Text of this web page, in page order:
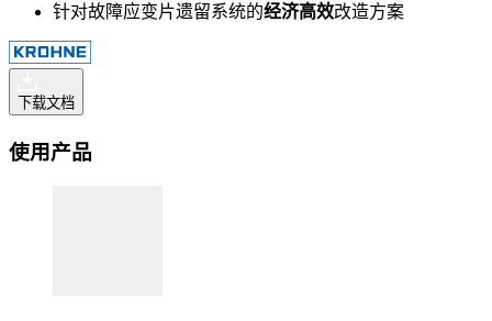
针对故障应变片遗留系统的经济高效改造方案
下载文档
使用产品